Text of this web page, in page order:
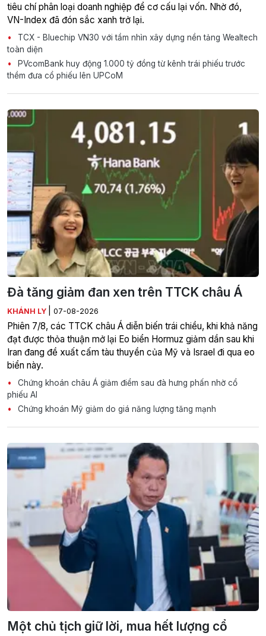
tiêu chí phân loại doanh nghiệp để cơ cấu lại vốn. Nhờ đó,
VN-Index đã đón sắc xanh trở lại.
TCX - Bluechip VN30 với tầm nhìn xây dựng nền tảng Wealtech
toàn diện
PVcomBank huy động 1.000 tỷ đồng từ kênh trái phiếu trước
thềm đưa cổ phiếu lên UPCoM
Đà tăng giảm đan xen trên TTCK châu Á
KHÁNH LY 07-08-2026
Phiên 7/8, các TTCK châu Á diễn biến trái chiều, khi khả năng
đạt được thỏa thuận mở lại Eo biển Hormuz giảm dần sau khi
Iran đang đề xuất cấm tàu thuyền của Mỹ và Israel đi qua eo
biển này.
Chứng khoán châu Á giảm điểm sau đà hưng phấn nhờ cổ
phiếu AI
Chứng khoán Mỹ giảm do giá năng lượng tăng mạnh
Một chủ tịch giữ lời, mua hết lượng cổ